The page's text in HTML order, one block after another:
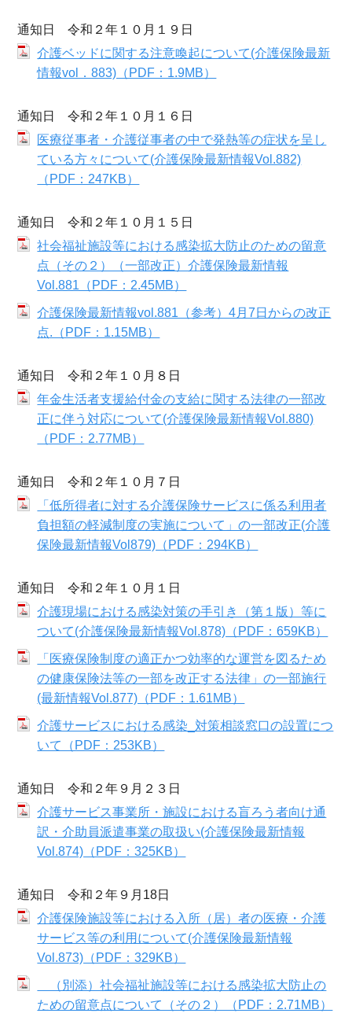
通知日 令和２年１０月１９日
介護ベッドに関する注意喚起について(介護保険最新
情報vol．883)（PDF：1.9MB）
通知日 令和２年１０月１６日
医療従事者・介護従事者の中で発熱等の症状を呈し
ている方々について(介護保険最新情報Vol.882)
（PDF：247KB）
通知日 令和２年１０月１５日
社会福祉施設等における感染拡大防止のための留意
点（その２）（一部改正）介護保険最新情報
Vol.881（PDF：2.45MB）
介護保険最新情報vol.881（参考）4月7日からの改正
点.（PDF：1.15MB）
通知日 令和２年１０月８日
年金生活者支援給付金の支給に関する法律の一部改
正に伴う対応について(介護保険最新情報Vol.880)
（PDF：2.77MB）
通知日 令和２年１０月７日
「低所得者に対する介護保険サービスに係る利用者
負担額の軽減制度の実施について」の一部改正(介護
保険最新情報Vol879)（PDF：294KB）
通知日 令和２年１０月１日
介護現場における感染対策の手引き（第１版）等に
ついて(介護保険最新情報Vol.878)（PDF：659KB）
「医療保険制度の適正かつ効率的な運営を図るため
の健康保険法等の一部を改正する法律」の一部施行
(最新情報Vol.877)（PDF：1.61MB）
介護サービスにおける感染_対策相談窓口の設置につ
いて（PDF：253KB）
通知日 令和２年９月２３日
介護サービス事業所・施設における盲ろう者向け通
訳・介助員派遣事業の取扱い(介護保険最新情報
Vol.874)（PDF：325KB）
通知日 令和２年９月18日
介護保険施設等における入所（居）者の医療・介護
サービス等の利用について(介護保険最新情報
Vol.873)（PDF：329KB）
（別添）社会福祉施設等における感染拡大防止の
ための留意点について（その２）（PDF：2.71MB）